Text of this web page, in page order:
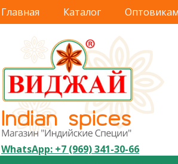
Главная Каталог Оптовикам
WhatsApp: +7 (969) 341-30-66